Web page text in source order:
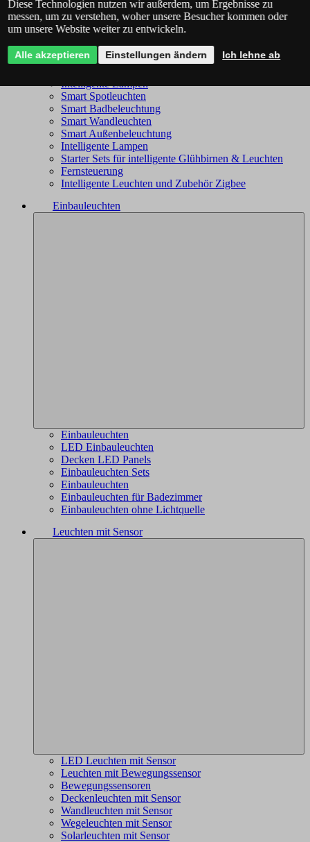
Philips Hue - das komplette Angebot
Immax NEO - komplettes Sortiment
Trio Wiz - das komplette Angebot
Smart Kronleuchter
Smart Deckenleuchten
Intelligente Lampen
Smart Spotleuchten
Smart Badbeleuchtung
Smart Wandleuchten
Smart Außenbeleuchtung
Intelligente Lampen
Starter Sets für intelligente Glühbirnen & Leuchten
Fernsteuerung
Intelligente Leuchten und Zubehör Zigbee
Einbauleuchten
Einbauleuchten
LED Einbauleuchten
Decken LED Panels
Einbauleuchten Sets
Einbauleuchten
Einbauleuchten für Badezimmer
Einbauleuchten ohne Lichtquelle
Leuchten mit Sensor
LED Leuchten mit Sensor
Leuchten mit Bewegungssensor
Bewegungssensoren
Deckenleuchten mit Sensor
Wandleuchten mit Sensor
Wegeleuchten mit Sensor
Solarleuchten mit Sensor
Diese Technologien nutzen wir außerdem, um Ergebnisse zu
messen, um zu verstehen, woher unsere Besucher kommen oder
um unsere Website weiter zu entwickeln.
Alle akzeptieren Einstellungen ändern Ich lehne ab